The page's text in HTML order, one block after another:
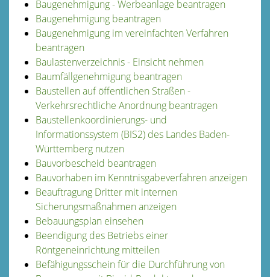
Baugenehmigung - Werbeanlage beantragen
Baugenehmigung beantragen
Baugenehmigung im vereinfachten Verfahren
beantragen
Baulastenverzeichnis - Einsicht nehmen
Baumfällgenehmigung beantragen
Baustellen auf öffentlichen Straßen -
Verkehrsrechtliche Anordnung beantragen
Baustellenkoordinierungs- und
Informationssystem (BIS2) des Landes Baden-
Württemberg nutzen
Bauvorbescheid beantragen
Bauvorhaben im Kenntnisgabeverfahren anzeigen
Beauftragung Dritter mit internen
Sicherungsmaßnahmen anzeigen
Bebauungsplan einsehen
Beendigung des Betriebs einer
Röntgeneinrichtung mitteilen
Befähigungsschein für die Durchführung von